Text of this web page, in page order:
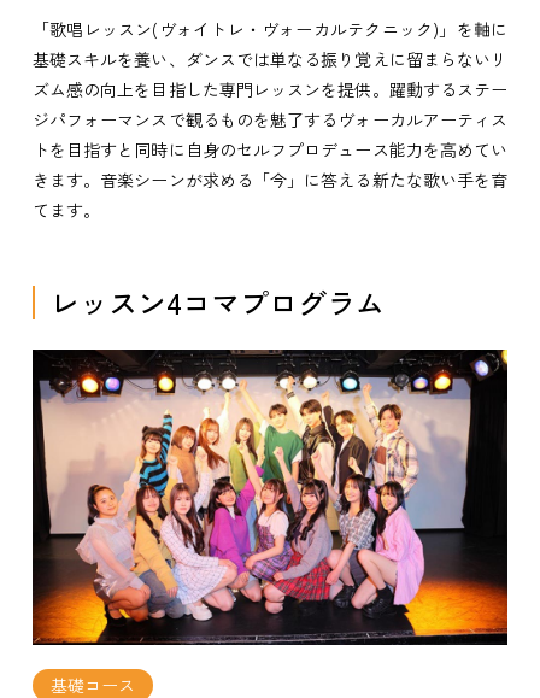
「歌唱レッスン(ヴォイトレ・ヴォーカルテクニック)」を軸に
基礎スキルを養い、ダンスでは単なる振り覚えに留まらないリ
ズム感の向上を目指した専門レッスンを提供。躍動するステー
ジパフォーマンスで観るものを魅了するヴォーカルアーティス
トを目指すと同時に自身のセルフプロデュース能力を高めてい
きます。音楽シーンが求める「今」に答える新たな歌い手を育
てます。
レッスン4コマプログラム
基礎コース